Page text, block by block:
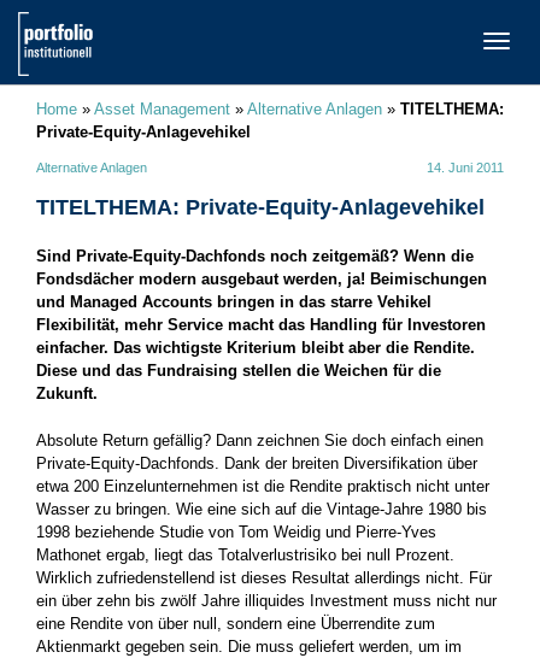
Home » Asset Management » Alternative Anlagen » TITELTHEMA:
Private-Equity-Anlagevehikel
Alternative Anlagen 14. Juni 2011
TITELTHEMA: Private-Equity-Anlagevehikel
Sind Private-Equity-Dachfonds noch zeitgemäß? Wenn die
Fondsdächer modern ausgebaut werden, ja! ­Beimischungen
und Managed Accounts bringen in das starre Vehikel
Flexibilität, mehr Service macht das Handling für Investoren
einfacher. Das wichtigste Kriterium bleibt aber die Rendite.
Diese und das Fundraising stellen die Weichen für die
Zukunft.
Absolute Return gefällig? Dann zeichnen Sie doch einfach einen
Private-Equity-Dachfonds. Dank der breiten Diversifikation über
etwa 200 Einzelunternehmen ist die Rendite praktisch nicht unter
Wasser zu bringen. Wie eine sich auf die Vintage-Jahre 1980 bis
1998 beziehende Studie von Tom Weidig und Pierre-Yves
Mathonet ergab, liegt das ­Totalverlustrisiko bei null Prozent.
Wirklich zufriedenstellend ist ­dieses Resultat allerdings nicht. Für
ein über zehn bis zwölf ­Jahre illiquides­ Investment muss nicht nur
eine Rendite von über null, sondern ­eine Überrendite zum
Aktienmarkt gegeben sein. Die muss ­geliefert werden, um im